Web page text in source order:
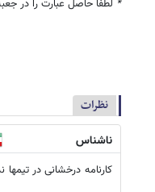
* لطفا حاصل عبارت را در
نظرات
ناشناس
کارنامه درخشانی در